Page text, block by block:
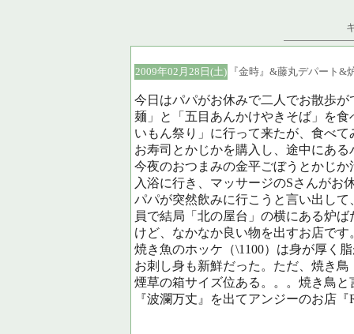
2009年02月28日(土) 『金時』&藤丸デパート&
今日はパパがお休みで二人でお散歩
麺」と「五目あんかけやきそば」を
いもん祭り」に行って来たが、食べ
お寿司とかじかを購入し、途中にあ
今夜のおつまみの金平ごぼうとかじ
入浴に行き、マッサージのSさんがお
パパが突然飲みに行こうと言い出し
員で結局「北の屋台」の横にある炉
けど、なかなか良い物を出すお店です
焼き魚のホッケ（\1100）は身が厚く
お刺し身も新鮮だった。ただ、焼き
煙草の箱サイズ位ある。。。焼き鳥
『波瀾万丈』を出てアンジーのお店